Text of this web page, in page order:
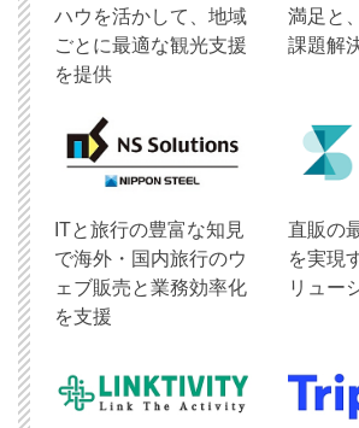
ハウを活かして、地域
ごとに最適な観光支援
を提供
満足と
課題解
ITと旅行の豊富な知見
で海外・国内旅行のウ
ェブ販売と業務効率化
を支援
直販の
を実現
リュー